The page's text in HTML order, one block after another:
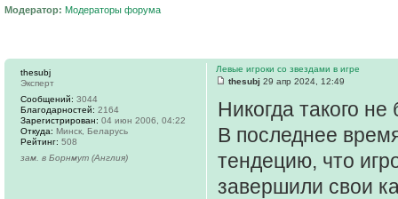
Модератор: Модераторы форума
Левые игроки со звездами в игре
thesubj 29 апр 2024, 12:49
Никогда такого
В последнее
тендецию, что
завершили свои
thesubj
Эксперт
Сообщений: 3044
Благодарностей: 2164
Зарегистрирован: 04 июн 2006, 04:22
Откуда: Минск, Беларусь
Рейтинг: 508
зам. в Борнмут (Англия)